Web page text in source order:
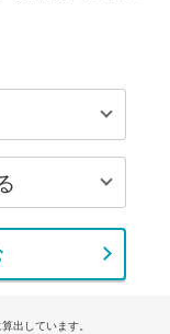
出しています。